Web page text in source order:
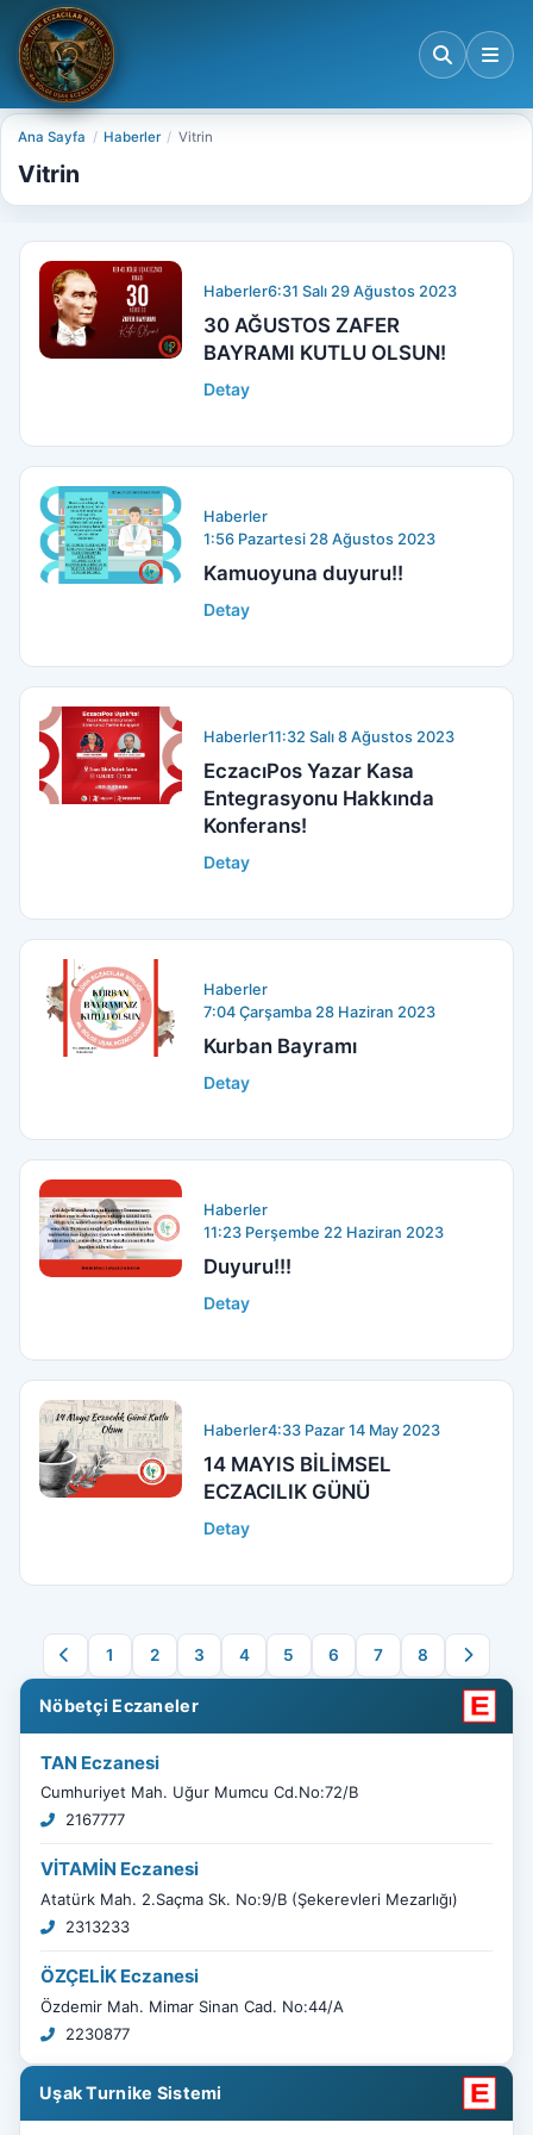
Ana Sayfa Haberler Vitrin
Vitrin
Haberler6:31 Salı 29 Ağustos 2023
30 AĞUSTOS ZAFER
BAYRAMI KUTLU OLSUN!
Detay
Haberler
1:56 Pazartesi 28 Ağustos 2023
Kamuoyuna duyuru!!
Detay
Haberler11:32 Salı 8 Ağustos 2023
EczacıPos Yazar Kasa
Entegrasyonu Hakkında
Konferans!
Detay
Haberler
7:04 Çarşamba 28 Haziran 2023
Kurban Bayramı
Detay
Haberler
11:23 Perşembe 22 Haziran 2023
Duyuru!!!
Detay
Haberler4:33 Pazar 14 May 2023
14 MAYIS BİLİMSEL
ECZACILIK GÜNÜ
Detay
1 2 3 4 5 6 7 8
Nöbetçi Eczaneler
TAN Eczanesi
Cumhuriyet Mah. Uğur Mumcu Cd.No:72/B
2167777
VİTAMİN Eczanesi
Atatürk Mah. 2.Saçma Sk. No:9/B (Şekerevleri Mezarlığı)
2313233
ÖZÇELİK Eczanesi
Özdemir Mah. Mimar Sinan Cad. No:44/A
2230877
Uşak Turnike Sistemi